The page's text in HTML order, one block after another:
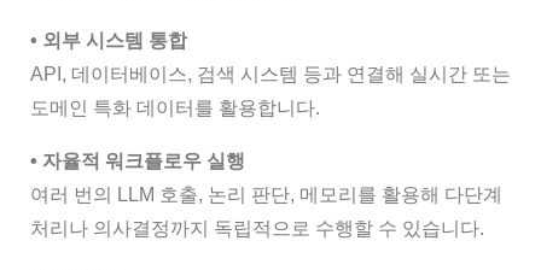
• 외부 시스템 통합
API, 데이터베이스, 검색 시스템 등과 연결해 실시간 또는
도메인 특화 데이터를 활용합니다.
• 자율적 워크플로우 실행
여러 번의 LLM 호출, 논리 판단, 메모리를 활용해 다단계
처리나 의사결정까지 독립적으로 수행할 수 있습니다.